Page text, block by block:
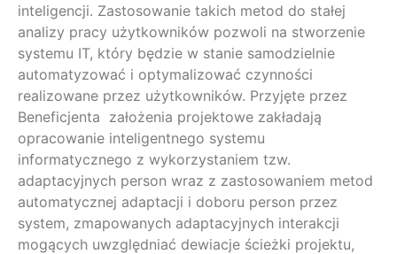
inteligencji. Zastosowanie takich metod do stałej
analizy pracy użytkowników pozwoli na stworzenie
systemu IT, który będzie w stanie samodzielnie
automatyzować i optymalizować czynności
realizowane przez użytkowników. Przyjęte przez
Beneficjenta założenia projektowe zakładają
opracowanie inteligentnego systemu
informatycznego z wykorzystaniem tzw.
adaptacyjnych person wraz z zastosowaniem metod
automatycznej adaptacji i doboru person przez
system, zmapowanych adaptacyjnych interakcji
mogących uwzględniać dewiacje ścieżki projektu,